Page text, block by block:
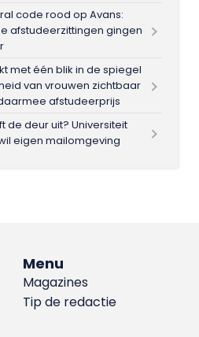
code rood op Avans:
afstudeerzittingen gingen
met één blik in de spiegel
van vrouwen zichtbaar
afstudeerprijs
de deur uit? Universiteit
eigen mailomgeving
Menu
Magazines
Tip de redactie